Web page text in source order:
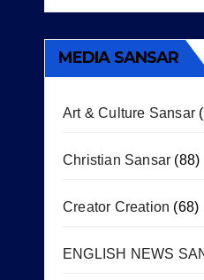
MEDIA SANSAR
Art & Culture Sansar
Christian Sansar (88)
Creator Creation (68)
ENGLISH NEWS